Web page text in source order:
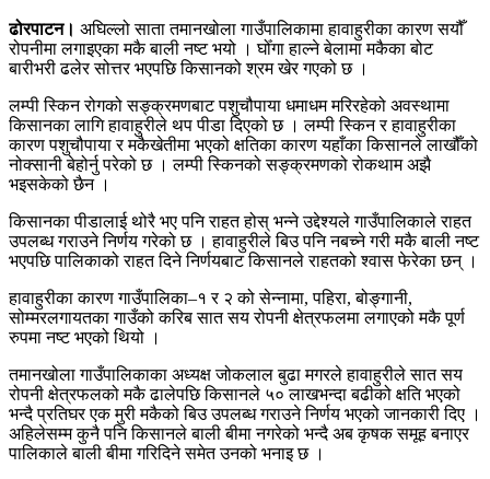
ढोरपाटन। अघिल्लो साता तमानखोला गाउँपालिकामा हावाहुरीका कारण सयौँ
रोपनीमा लगाइएका मकै बाली नष्ट भयो । घोँगा हाल्ने बेलामा मकैका बोट
बारीभरी ढलेर सोत्तर भएपछि किसानको श्रम खेर गएको छ ।
लम्पी स्किन रोगको सङ्क्रमणबाट पशुचौपाया धमाधम मरिरहेको अवस्थामा
किसानका लागि हावाहुरीले थप पीडा दिएको छ । लम्पी स्किन र हावाहुरीका
कारण पशुचौपाया र मकैखेतीमा भएको क्षतिका कारण यहाँका किसानले लाखौँको
नोक्सानी बेहोर्नु परेको छ । लम्पी स्किनको सङ्क्रमणको रोकथाम अझै
भइसकेको छैन ।
किसानका पीडालाई थोरै भए पनि राहत होस् भन्ने उद्देश्यले गाउँपालिकाले राहत
उपलब्ध गराउने निर्णय गरेको छ । हावाहुरीले बिउ पनि नबच्ने गरी मकै बाली नष्ट
भएपछि पालिकाको राहत दिने निर्णयबाट किसानले राहतको श्वास फेरेका छन् ।
हावाहुरीका कारण गाउँपालिका–१ र २ को सेन्नामा, पहिरा, बोङ्गानी,
सोम्मरलगायतका गाउँको करिब सात सय रोपनी क्षेत्रफलमा लगाएको मकै पूर्ण
रुपमा नष्ट भएको थियो ।
तमानखोला गाउँपालिकाका अध्यक्ष जोकलाल बुढा मगरले हावाहुरीले सात सय
रोपनी क्षेत्रफलको मकै ढालेपछि किसानले ५० लाखभन्दा बढीको क्षति भएको
भन्दै प्रतिघर एक मुरी मकैको बिउ उपलब्ध गराउने निर्णय भएको जानकारी दिए ।
अहिलेसम्म कुनै पनि किसानले बाली बीमा नगरेको भन्दै अब कृषक समूह बनाएर
पालिकाले बाली बीमा गरिदिने समेत उनको भनाइ छ ।